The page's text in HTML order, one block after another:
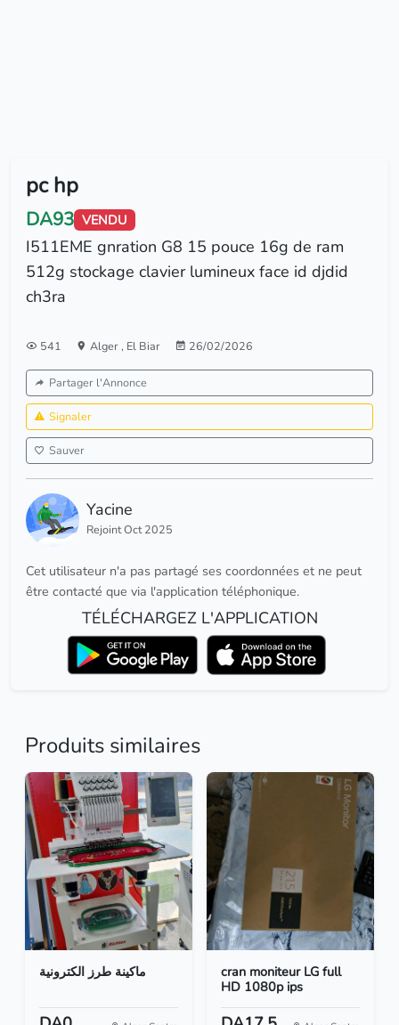
pc hp
DA93 VENDU
I511EME gnration G8 15 pouce 16g de ram
512g stockage clavier lumineux face id djdid
ch3ra
541 Alger, El Biar 26/02/2026
Partager l'Annonce
Signaler
Sauver
Yacine
Rejoint Oct 2025
Cet utilisateur n'a pas partagé ses coordonnées et ne peut
être contacté que via l'application téléphonique.
TÉLÉCHARGEZ L'APPLICATION
Produits similaires
ماكينة طرز الكترونية
cran moniteur LG full
HD 1080p ips